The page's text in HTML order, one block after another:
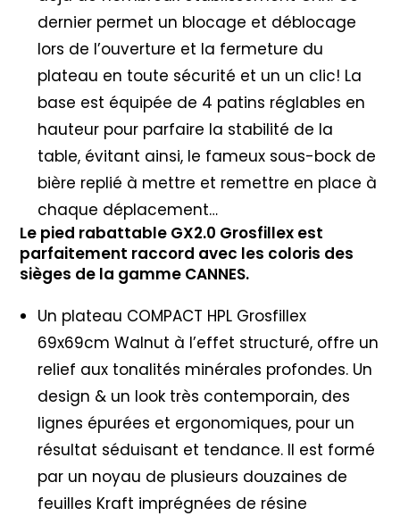
dernier permet un blocage et déblocage
lors de l’ouverture et la fermeture du
plateau en toute sécurité et un un clic! La
base est équipée de 4 patins réglables en
hauteur pour parfaire la stabilité de la
table, évitant ainsi, le fameux sous-bock de
bière replié à mettre et remettre en place à
chaque déplacement…
Le pied rabattable GX2.0 Grosfillex est
parfaitement raccord avec les coloris des
sièges de la gamme CANNES.
Un plateau COMPACT HPL Grosfillex
69x69cm Walnut à l’effet structuré, offre un
relief aux tonalités minérales profondes. Un
design & un look très contemporain, des
lignes épurées et ergonomiques, pour un
résultat séduisant et tendance. Il est formé
par un noyau de plusieurs douzaines de
feuilles Kraft imprégnées de résine